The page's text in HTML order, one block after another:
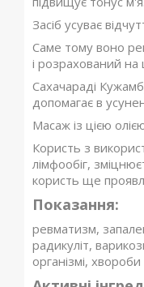
Засіб усуває
Саме тому воно
і розрахований на
Сахачараді
допомагає в
Масаж із цією
Користь з
лімфообіг,
користь ще
Показання:
ревматизм,
радикуліт,
організмі,